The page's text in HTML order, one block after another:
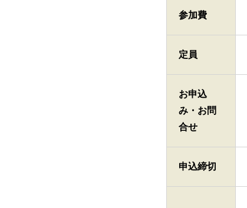
参加費
定員
お申込
み・お問
合せ
申込締切